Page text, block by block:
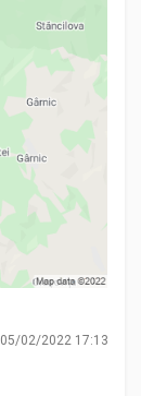
05/02/2022 17:13